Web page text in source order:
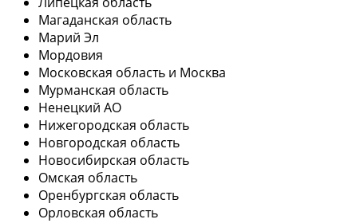
Магаданская область
Марий Эл
Мордовия
Московская область и Москва
Мурманская область
Ненецкий АО
Нижегородская область
Новгородская область
Новосибирская область
Омская область
Оренбургская область
Орловская область